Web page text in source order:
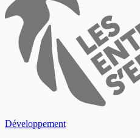
Développement